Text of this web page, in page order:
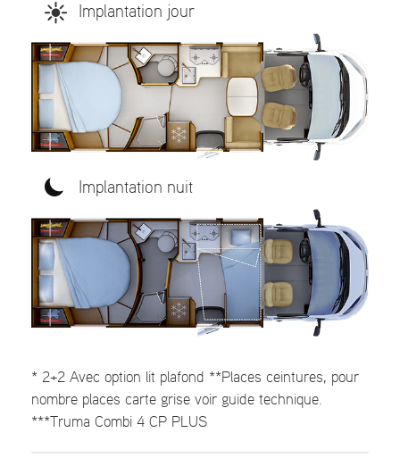
Implantation jour
Implantation nuit
* 2+2 Avec option lit plafond **Places ceintures, pour
nombre places carte grise voir guide technique.
***Truma Combi 4 CP PLUS